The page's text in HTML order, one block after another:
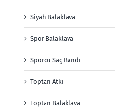
Siyah Balaklava
Spor Balaklava
Sporcu Saç Bandı
Toptan Atkı
Toptan Balaklava